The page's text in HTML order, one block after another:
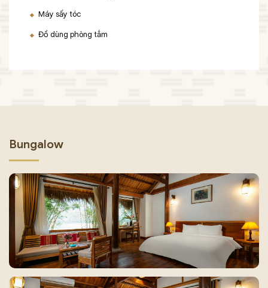
Máy sấy tóc
Đồ dùng phòng tắm
Bungalow